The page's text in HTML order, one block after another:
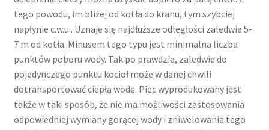
tego powodu, im bliżej od kotła do kranu, tym szybciej
napłynie c.w.u.. Uznaje się najdłuższe odległości zaledwie 5-
7 m od kotła. Minusem tego typu jest minimalna liczba
punktów poboru wody. Tak po prawdzie, zaledwie do
pojedynczego punktu kocioł może w danej chwili
dotransportować ciepłą wodę. Piec wyprodukowany jest
także w taki sposób, że nie ma możliwości zastosowania
odpowiedniej wymiany gorącej wody i zniwelowania tego